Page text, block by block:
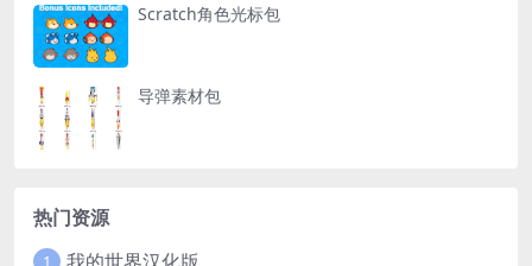
Scratch角色光标包
导弹素材包
热门资源